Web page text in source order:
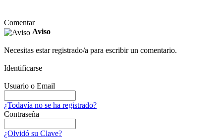
Comentar
Aviso
Necesitas estar registrado/a para escribir un comentario.
Identificarse
Usuario o Email
¿Todavía no se ha registrado?
Contraseña
¿Olvidó su Clave?